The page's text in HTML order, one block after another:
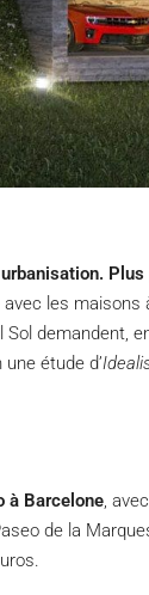
les maisons
demandent,
étude d’I
à Barcelone ,
de la